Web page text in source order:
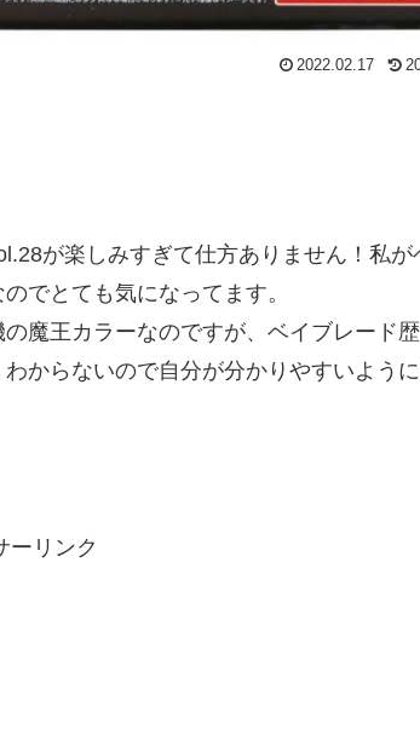
2022.02.17
が楽しみすぎて仕方ありません！私が
でとても気になってます。
魔王カラーなのですが、ベイブレード
からないので自分が分かりやすいよう
ーリンク